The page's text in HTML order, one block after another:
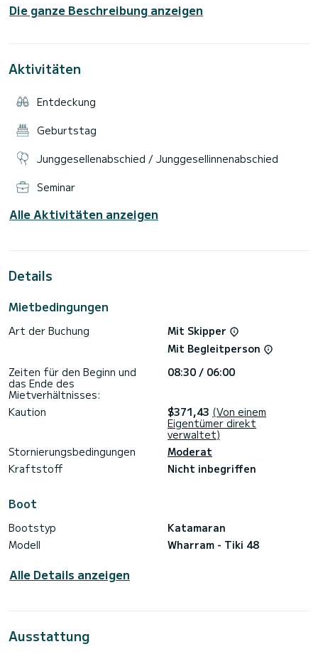
groß und superkomfortabel … die Küche ist groß und die
Akustik ist ausgezeichnet.
Wir haben dieses Boot komplett umgebaut.
Wenn Sie Fragen haben, können Sie mich gerne über die
Die ganze Beschreibung anzeigen
Aktivitäten
Entdeckung
Geburtstag
Junggesellenabschied / Junggesellinnenabschied
Seminar
Alle Aktivitäten anzeigen
Details
Mietbedingungen
Art der Buchung
Mit Skipper
Mit Begleitperson
Zeiten für den Beginn und
das Ende des
Mietverhältnisses:
08:30 / 06:00
Kaution $371,43 (Von einem
Eigentümer direkt
verwaltet)
Stornierungsbedingungen
Moderat
Kraftstoff
Nicht inbegriffen
Boot
Bootstyp
Katamaran
Modell
Wharram - Tiki 48
Alle Details anzeigen
Ausstattung